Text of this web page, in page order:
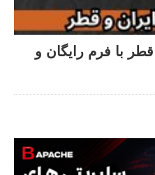
با فرم رایگان و